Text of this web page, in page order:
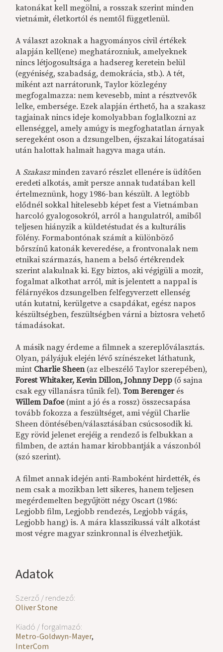
Adatok
Szerző / rendező:
Oliver Stone
Kiadó / forgalmazó:
Metro-Goldwyn-Mayer,
InterCom
katonákat kell megölni, a rosszak szerint minden
vietnámit, életkortól és nemtől függetlenül.
A választ azoknak a hagyományos civil értékek
alapján kell(ene) meghatározniuk, amelyeknek
nincs létjogosultsága a hadsereg keretein belül
(egyéniség, szabadság, demokrácia, stb.). A tét,
miként azt narrátorunk, Taylor közlegény
megfogalmazza: nem kevesebb, mint a résztvevők
lelke, embersége. Ezek alapján érthető, ha a szakasz
tagjainak nincs ideje komolyabban foglalkozni az
ellenséggel, amely amúgy is megfoghatatlan árnyak
seregeként oson a dzsungelben, éjszakai látogatásai
után halottak halmait hagyva maga után.
A Szakaszminden zavaró részlet ellenére is üdítően
eredeti alkotás, amit persze annak tudatában kell
értelmeznünk, hogy 1986-ban készült. A legtöbb
elődnél sokkal hitelesebb képet fest a Vietnámban
harcoló gyalogosokról, arról a hangulatról, amiből
teljesen hiányzik a küldetéstudat és a kulturális
fölény. Formabontónak számít a különböző
bőrszínű katonák keveredése, a frontvonalak nem
etnikai származás, hanem a belső értékrendek
szerint alakulnak ki. Egy biztos, aki végigüli a mozit,
fogalmat alkothat arról, mit is jelentett a nappal is
félárnyékos dzsungelben felfegyverzett ellenség
után kutatni, kerülgetve a csapdákat, egész napos
készültségben, feszültségben várni a biztosra vehető
támadásokat.
A másik nagy érdeme a filmnek a szereplőválasztás.
Olyan, pályájuk elején lévő színészeket láthatunk,
mint Charlie Sheen (az elbeszélő Taylor szerepében),
Forest Whitaker, Kevin Dillon, Johnny Depp (ő sajna
csak egy villanásra tűnik fel).Tom Berengerés
Willem Dafoe(mint a jó és a rossz) összecsapása
tovább fokozza a feszültséget, ami végül Charlie
Sheen döntésében/választásában csúcsosodik ki.
Egy rövid jelenet erejéig a rendező is felbukkan a
filmben, de aztán hamar kirobbantják a vászonból
(szó szerint).
A filmet annak idején anti-Ramboként hirdették, és
nem csak a mozikban lett sikeres, hanem teljesen
megérdemelten begyűjtött négy Oscart (1986:
Legjobb film, Legjobb rendezés, Legjobb vágás,
Legjobb hang) is. A mára klasszikussá vált alkotást
most végre magyar szinkronnal is élvezhetjük.